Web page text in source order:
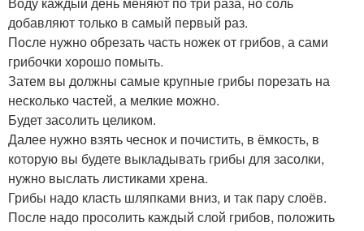
добавляют только в самый первый раз.
После нужно обрезать часть ножек от грибов, а сами
грибочки хорошо помыть.
Затем вы должны самые крупные грибы порезать на
несколько частей, а мелкие можно.
Будет засолить целиком.
Далее нужно взять чеснок и почистить, в ёмкость, в
которую вы будете выкладывать грибы для засолки,
нужно выслать листиками хрена.
Грибы надо класть шляпками вниз, и так пару слоёв.
После надо просолить каждый слой грибов, положить